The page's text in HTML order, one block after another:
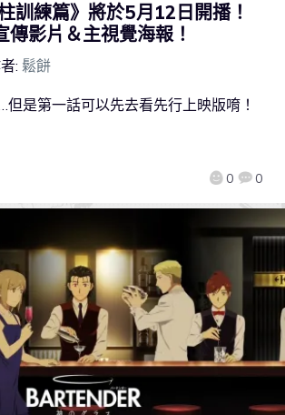
訓練篇》將於5月12日開播！
傳影片＆主視覺海報！
: 鬆餅
0 0
是第一話可以先去看先行上映版唷！